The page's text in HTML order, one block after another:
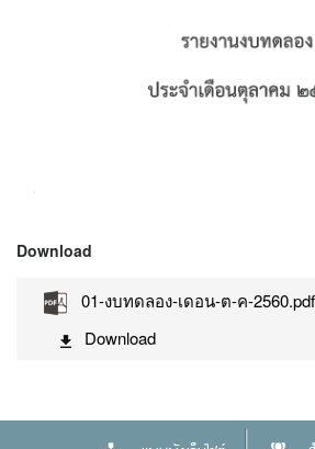
Download
01-งบทดลอง-เดอน-ต-ค-2560.pdf
Download